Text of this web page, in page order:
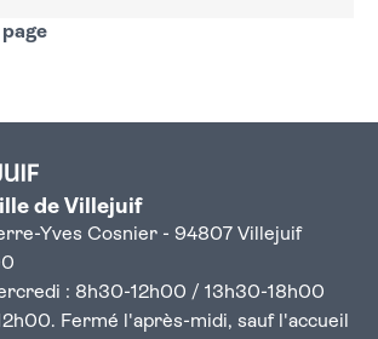
LinkedIn
sur Whatsapp
par courriel
de Villejuif
Yves Cosnier - 94807 Villejuif
: 8h30-12h00 / 13h30-18h00
Fermé l'après-midi, sauf l'accueil